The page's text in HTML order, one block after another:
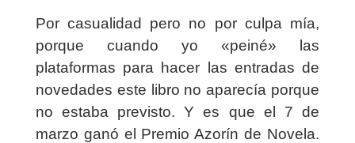
Por casualidad pero no por culpa mía,
porque cuando yo «peiné» las
plataformas para hacer las entradas de
novedades este libro no aparecía porque
no estaba previsto. Y es que el 7 de
marzo ganó el Premio Azorín de Novela.